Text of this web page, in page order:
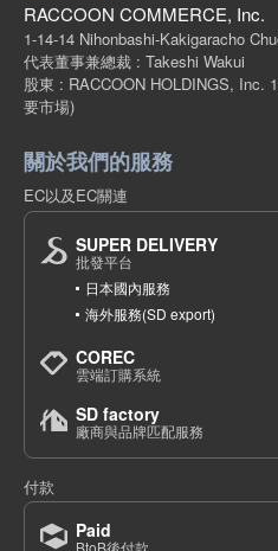
RACCOON COMMERCE, Inc.
1-14-14 Nihonbashi-Kakigaracho
代表董事兼總裁 : Takeshi Wakui
股東 : RACCOON HOLDINGS, Inc.
要市場)
關於我們的服務
EC以及EC關連
SUPER DELIVERY
批發平台
日本國內服務
海外服務(SD export)
COREC
雲端訂購系統
SD factory
廠商與品牌匹配服務
付款
Paid
BtoB後付款